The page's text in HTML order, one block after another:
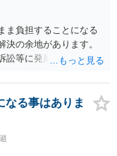
ま負担することになる
の余地があります。
訟等に発展してしまう
なる事はありま